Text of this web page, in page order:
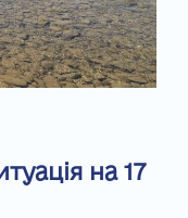
на 17